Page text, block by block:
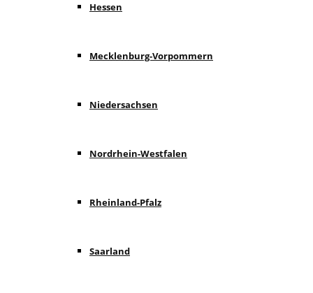
Hessen
Mecklenburg-Vorpommern
Niedersachsen
Nordrhein-Westfalen
Rheinland-Pfalz
Saarland